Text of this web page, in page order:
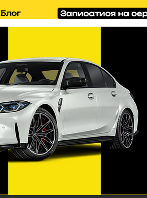
Блог Записатися на